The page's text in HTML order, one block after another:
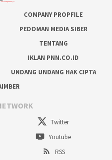
COMPANY PROPFILE
PEDOMAN MEDIA SIBER
TENTANG
IKLAN PNN.CO.ID
UNDANG UNDANG HAK CIPTA
Twitter
Youtube
RSS